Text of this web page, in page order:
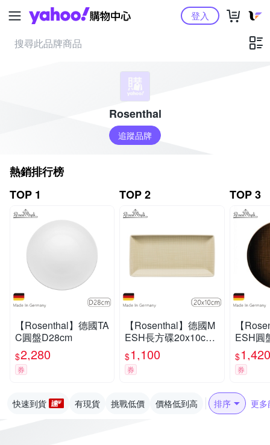
Yahoo購物中心登入
Rosenthal
追蹤品牌
熱銷排行榜
TOP 1
【Rosenthal】德國TA
C圓盤D28cm
$2,280
券
TOP 2
【Rosenthal】德國M
ESH長方碟20x10cm-
奶油白
$1,100
券
TOP 3
【
ESH圓
$1,420
券
快速到貨 有現貨 挑戰低價 價格低到高 排序 更多